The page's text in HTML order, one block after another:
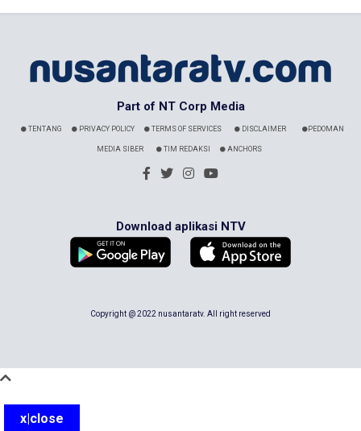
Part of NT Corp Media
TENTANG PRIVACY POLICY TERMS OF SERVICES DISCLAIMER PEDOMAN
MEDIA SIBER TIM REDAKSI ANCHORS
Download aplikasi NTV
Copyright @ 2022 nusantaratv. All right reserved
x|close